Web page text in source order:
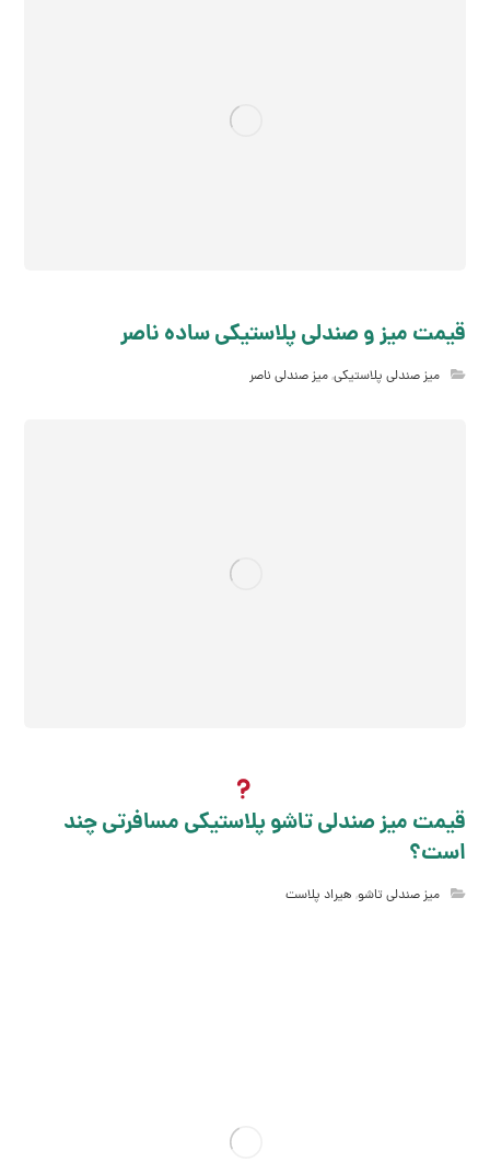
قیمت میز و صندلی پلاستیکی ساده ناصر
میز صندلی پلاستیکی,میز صندلی ناصر
قیمت میز صندلی تاشو پلاستیکی مسافرتی چند
است؟
میز صندلی تاشو, هیراد پلاست